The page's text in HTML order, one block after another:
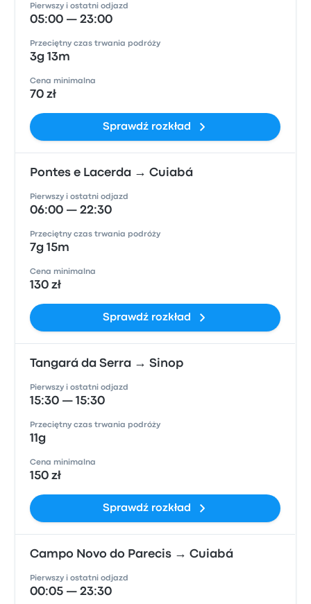
Pierwszy i ostatni odjazd
05:00 — 23:00
Przeciętny czas trwania podróży
3g 13m
Cena minimalna
70 zł
Sprawdź rozkład
Pontes e Lacerda → Cuiabá
Pierwszy i ostatni odjazd
06:00 — 22:30
Przeciętny czas trwania podróży
7g 15m
Cena minimalna
130 zł
Sprawdź rozkład
Tangará da Serra → Sinop
Pierwszy i ostatni odjazd
15:30 — 15:30
Przeciętny czas trwania podróży
11g
Cena minimalna
150 zł
Sprawdź rozkład
Campo Novo do Parecis → Cuiabá
Pierwszy i ostatni odjazd
00:05 — 23:30